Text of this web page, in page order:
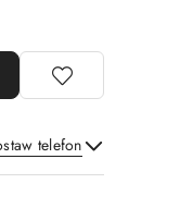
telefon
Wyślij